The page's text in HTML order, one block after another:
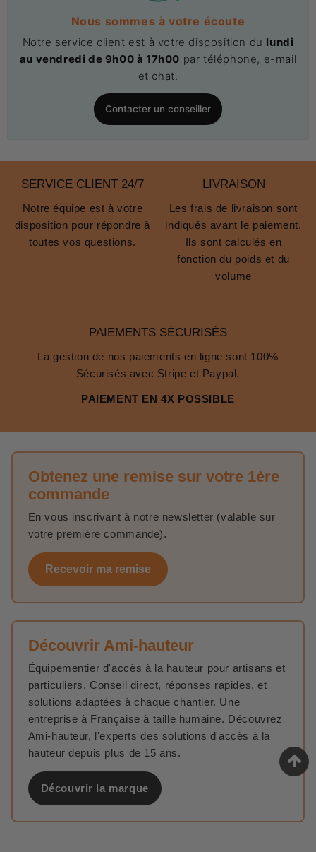
Nous sommes à votre écoute
Notre service client est à votre disposition du lundi
au vendredi de 9h00 à 17h00 par téléphone, e-mail
et chat.
Contacter un conseiller
SERVICE CLIENT 24/7
Notre équipe est à votre
disposition pour répondre à
toutes vos questions.
LIVRAISON
Les frais de livraison sont
indiqués avant le paiement.
Ils sont calculés en
fonction du poids et du
volume
PAIEMENTS SÉCURISÉS
La gestion de nos paiements en ligne sont 100%
Sécurisés avec Stripe et Paypal.
PAIEMENT EN 4X POSSIBLE
Obtenez une remise sur votre 1ère
commande
En vous inscrivant à notre newsletter (valable sur
votre première commande).
Recevoir ma remise
Découvrir Ami-hauteur
Équipementier d'accès à la hauteur pour artisans et
particuliers. Conseil direct, réponses rapides, et
solutions adaptées à chaque chantier. Une
entreprise à Française à taille humaine. Découvrez
Ami-hauteur, l'experts des solutions d'accès à la
hauteur depuis plus de 15 ans.
Découvrir la marque